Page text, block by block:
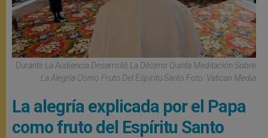
Durante La Audiencia Desarrolló La Décimo Quinta Meditación Sobre
La Alegría Como Fruto Del Espíritu Santo Foto: Vatican Media
La alegría explicada por el Papa
como fruto del Espíritu Santo